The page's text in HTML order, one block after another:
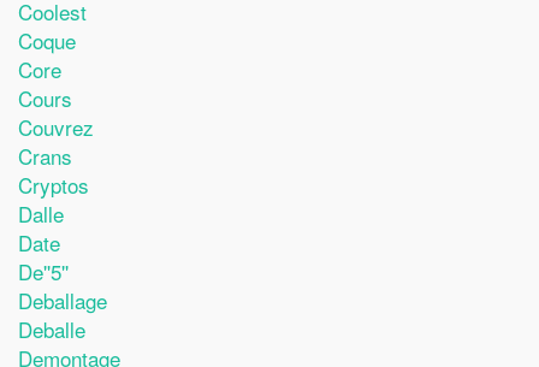
Coolest
Coque
Core
Cours
Couvrez
Crans
Cryptos
Dalle
Date
De''5''
Deballage
Deballe
Demontage